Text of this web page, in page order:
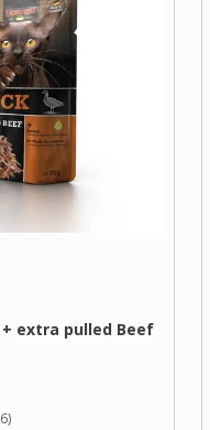
extra pulled Beef
)